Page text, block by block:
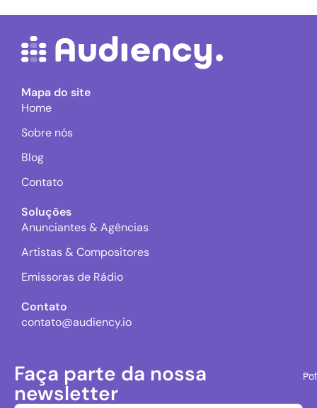
Mapa do site
Home
Sobre nós
Blog
Contato
Soluções
Anunciantes & Agências
Artistas & Compositores
Emissoras de Rádio
Contato
contato@audiency.io
Faça parte da nossa
newsletter